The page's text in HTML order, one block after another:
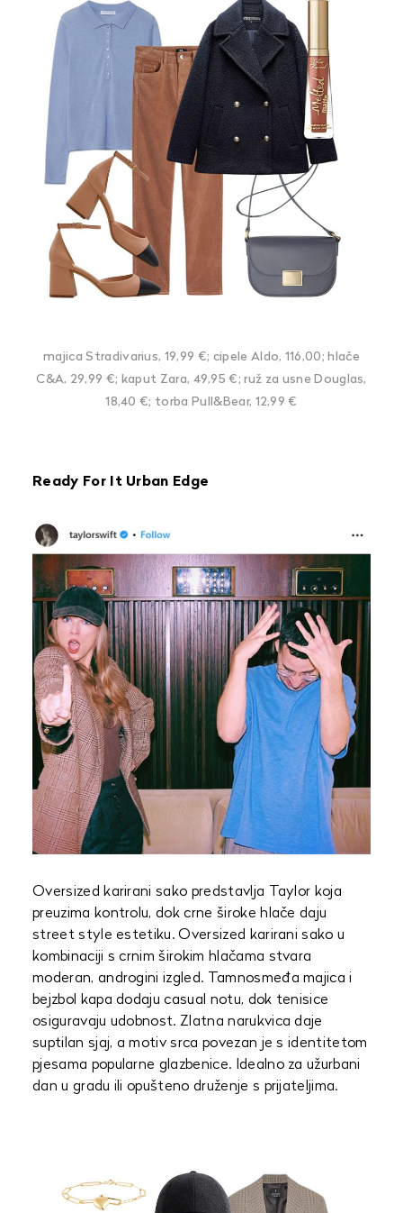
majica Stradivarius, 19,99 €; cipele Aldo, 116,00; hlače
C&A, 29,99 €; kaput Zara, 49,95 €; ruž za usne Douglas,
18,40 €; torba Pull&Bear, 12,99 €
Ready For It Urban Edge
Oversized karirani sako predstavlja Taylor koja
preuzima kontrolu, dok crne široke hlače daju
street style estetiku. Oversized karirani sako u
kombinaciji s crnim širokim hlačama stvara
moderan, androgini izgled. Tamnosmeđa majica i
bejzbol kapa dodaju casual notu, dok tenisice
osiguravaju udobnost. Zlatna narukvica daje
suptilan sjaj, a motiv srca povezan je s identitetom
pjesama popularne glazbenice. Idealno za užurbani
dan u gradu ili opušteno druženje s prijateljima.